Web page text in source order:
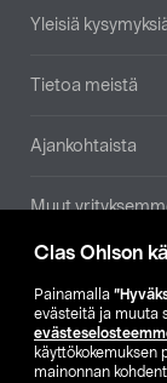
Clas Ohlson
Painamalla
evästeitä ja muuta
käyttökokemuksen
mainonnan
Yleisiä
Tietoa meistä
Ajankohtaista
Muut